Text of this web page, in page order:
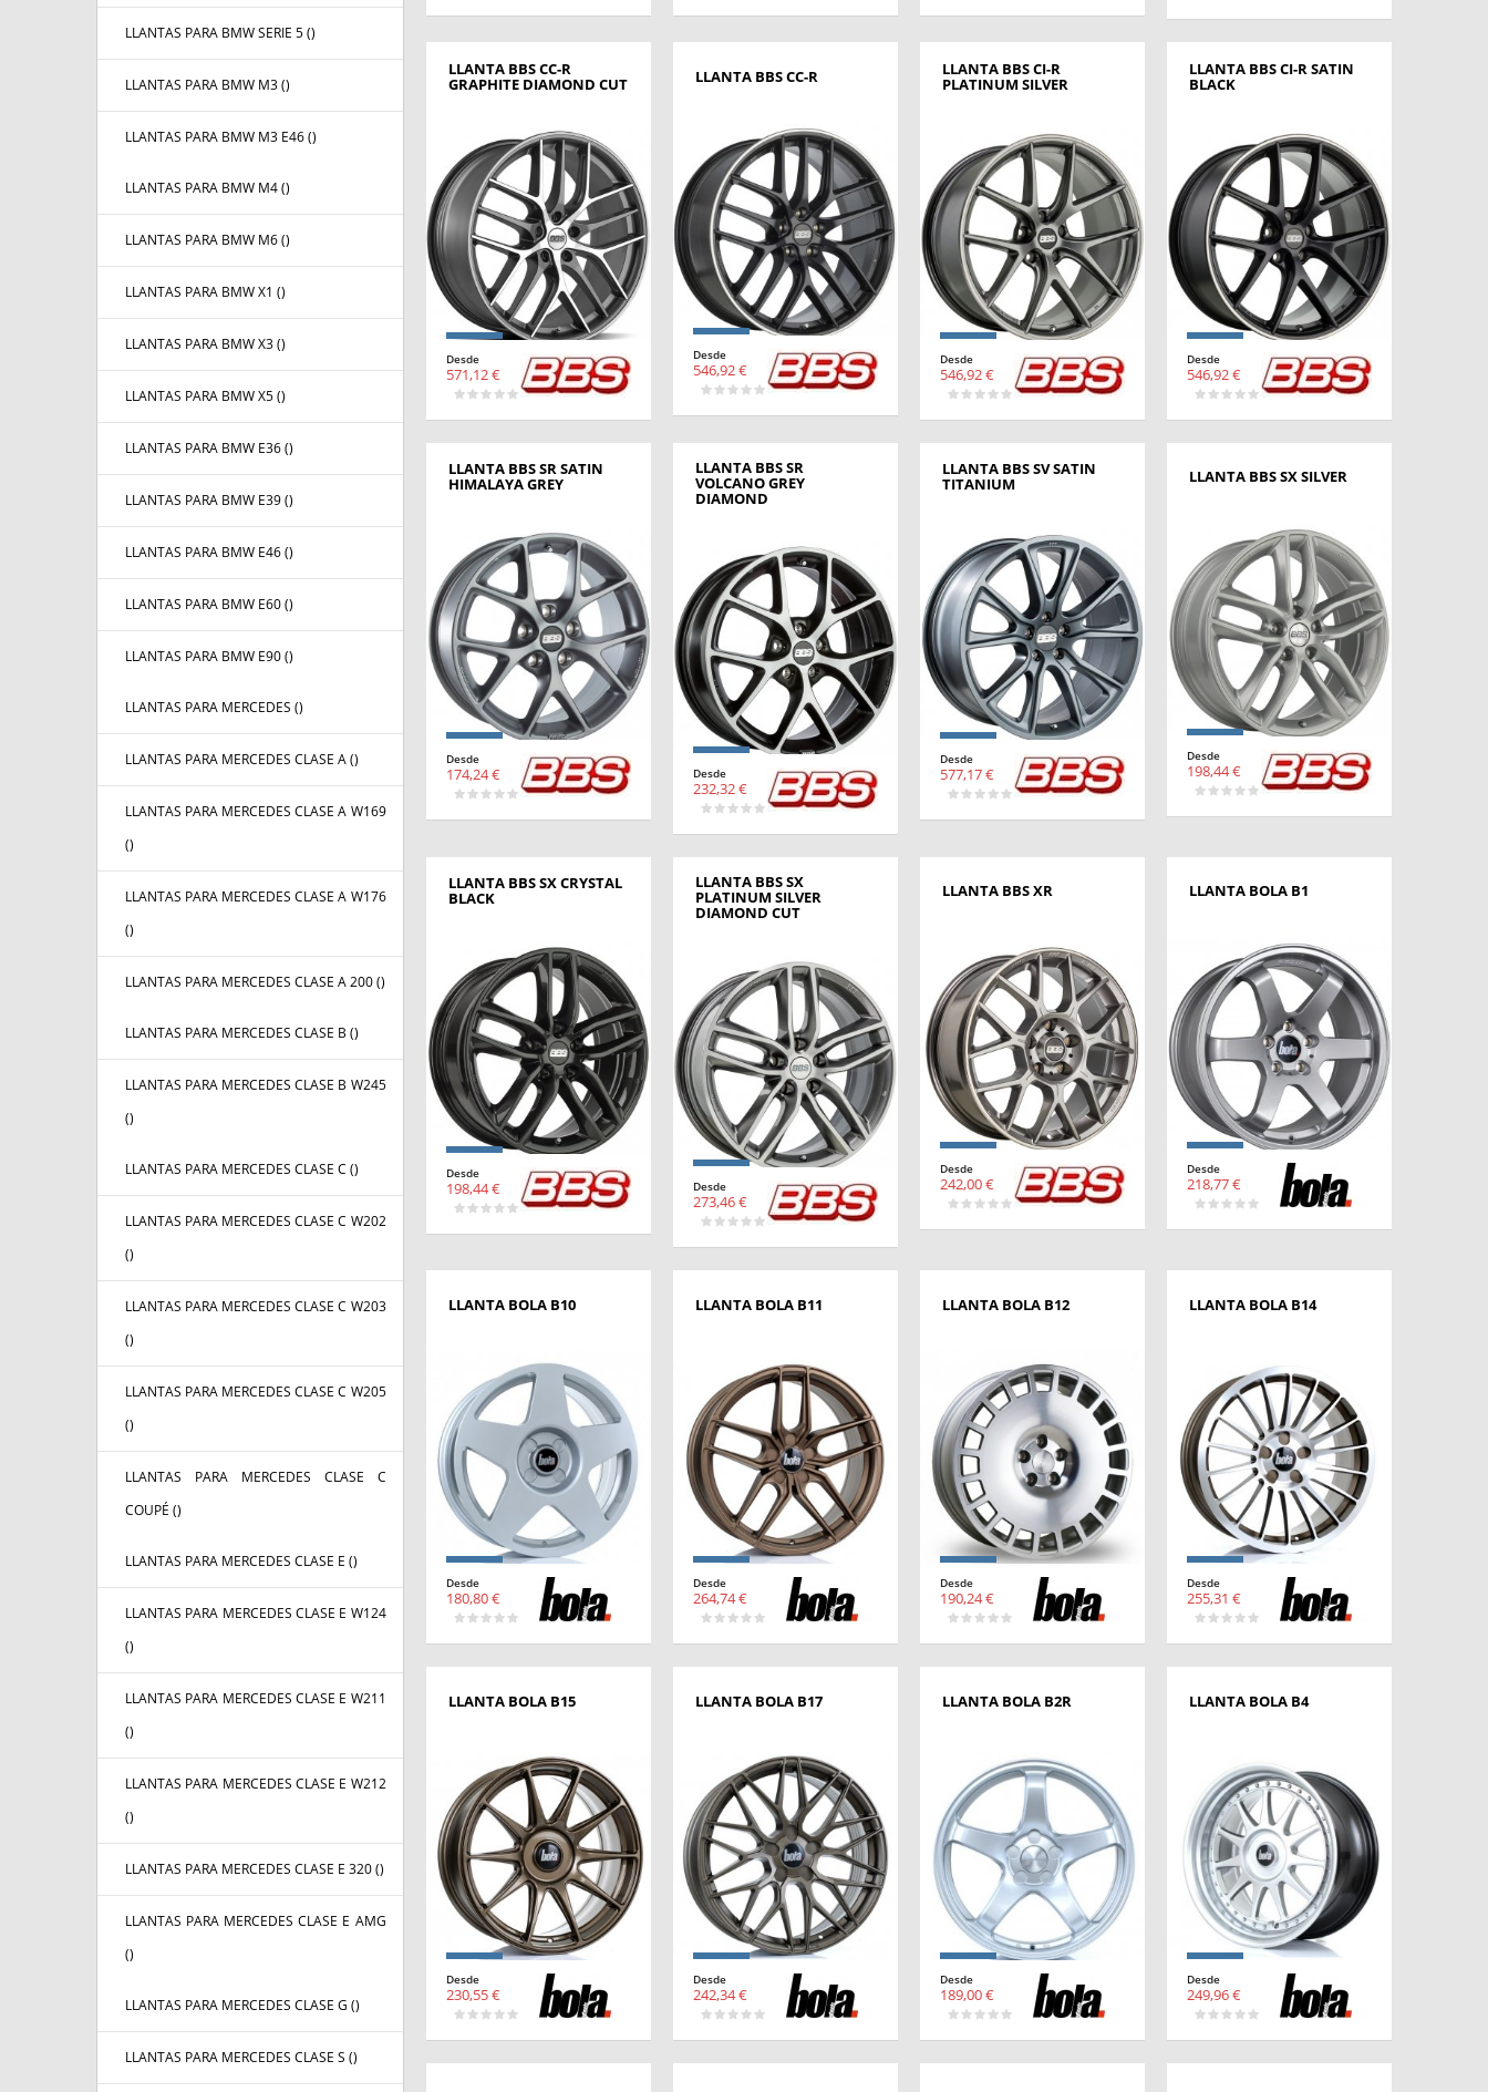
LLANTAS PARA BMW SERIE 5 ()
LLANTAS PARA BMW M3 ()
LLANTAS PARA BMW M3 E46 ()
LLANTAS PARA BMW M4 ()
LLANTAS PARA BMW M6 ()
LLANTAS PARA BMW X1 ()
LLANTAS PARA BMW X3 ()
LLANTAS PARA BMW X5 ()
LLANTAS PARA BMW E36 ()
LLANTAS PARA BMW E39 ()
LLANTAS PARA BMW E46 ()
LLANTAS PARA BMW E60 ()
LLANTAS PARA BMW E90 ()
LLANTAS PARA MERCEDES ()
LLANTAS PARA MERCEDES CLASE A ()
LLANTAS PARA MERCEDES CLASE A W169
()
LLANTAS PARA MERCEDES CLASE A W176
()
LLANTAS PARA MERCEDES CLASE A 200 ()
LLANTAS PARA MERCEDES CLASE B ()
LLANTAS PARA MERCEDES CLASE B W245
()
LLANTAS PARA MERCEDES CLASE C ()
LLANTAS PARA MERCEDES CLASE C W202
()
LLANTAS PARA MERCEDES CLASE C W203
()
LLANTAS PARA MERCEDES CLASE C W205
()
LLANTAS PARA MERCEDES CLASE C
COUPÉ ()
LLANTAS PARA MERCEDES CLASE E ()
LLANTAS PARA MERCEDES CLASE E W124
()
LLANTAS PARA MERCEDES CLASE E W211
()
LLANTAS PARA MERCEDES CLASE E W212
()
LLANTAS PARA MERCEDES CLASE E 320 ()
LLANTAS PARA MERCEDES CLASE E AMG
()
LLANTAS PARA MERCEDES CLASE G ()
LLANTAS PARA MERCEDES CLASE S ()
LLANTA BBS CC-R
GRAPHITE DIAMOND CUT
Desde
571,12 €
LLANTA BBS CC-R
Desde
546,92 €
LLANTA BBS CI-R
PLATINUM SILVER
Desde
546,92 €
LLANTA BBS CI-R SATIN
BLACK
Desde
546,92 €
LLANTA BBS SR SATIN
HIMALAYA GREY
Desde
174,24 €
LLANTA BBS SR
VOLCANO GREY
DIAMOND
Desde
232,32 €
LLANTA BBS SV SATIN
TITANIUM
Desde
577,17 €
LLANTA BBS SX SILVER
Desde
198,44 €
LLANTA BBS SX CRYSTAL
BLACK
Desde
198,44 €
LLANTA BBS SX
PLATINUM SILVER
DIAMOND CUT
Desde
273,46 €
LLANTA BBS XR
Desde
242,00 €
LLANTA BOLA B1
Desde
218,77 €
LLANTA BOLA B10
Desde
180,80 €
LLANTA BOLA B11
Desde
264,74 €
LLANTA BOLA B12
Desde
190,24 €
LLANTA BOLA B14
Desde
255,31 €
LLANTA BOLA B15
Desde
230,55 €
LLANTA BOLA B17
Desde
242,34 €
LLANTA BOLA B2R
Desde
189,00 €
LLANTA BOLA B4
Desde
249,96 €